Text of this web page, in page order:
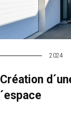
2024
Création
´espace